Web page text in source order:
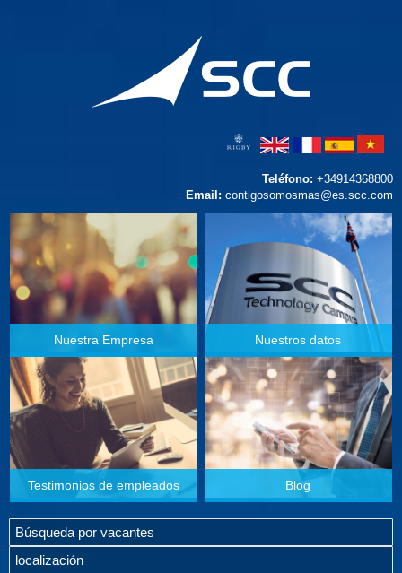
Teléfono: +34914368800
Email: contigosomosmas@es.scc.com
Nuestra Empresa Nuestros datos
Testimonios de empleados Blog